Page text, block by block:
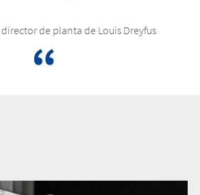
director de planta de Louis Dreyfus